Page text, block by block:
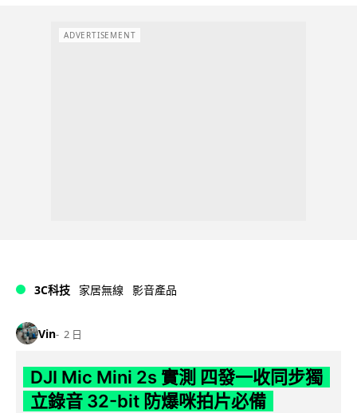
ADVERTISEMENT
3C科技 家居無線 影音產品
Vin 2 日
DJI Mic Mini 2s 實測 四發一收同步獨
立錄音 32-bit 防爆咪拍片必備